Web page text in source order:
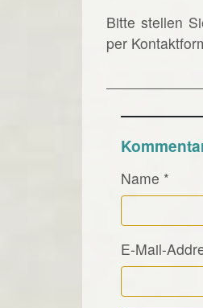
Bitte stellen
per
Name *
E-Mail-